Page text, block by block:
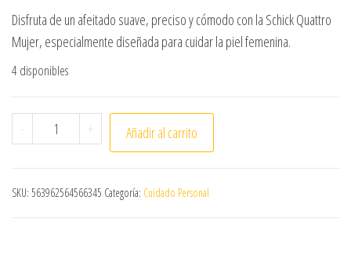
Disfruta de un afeitado suave, preciso y cómodo con la Schick Quattro
Mujer, especialmente diseñada para cuidar la piel femenina.
4 disponibles
- MAQUINA DE AFEITAR SCHICK QUATTRO 4 TITANIUM
+ Añadir al carrito
SKU: 563962564566345 Categoría: Cuidado Personal